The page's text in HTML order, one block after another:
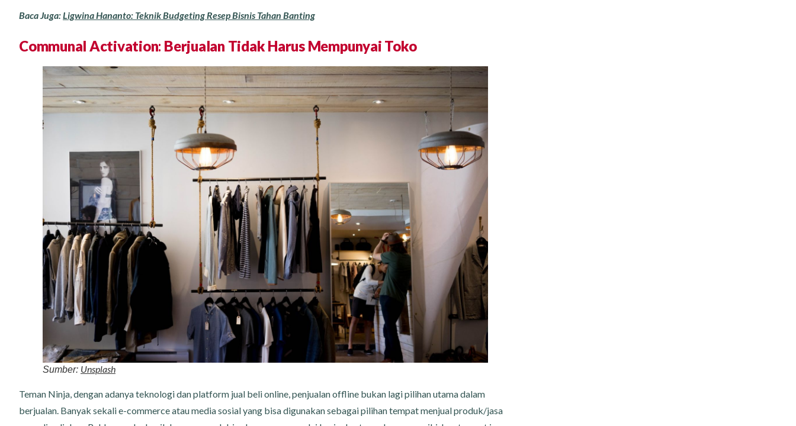
Baca Juga:Ligwina Hananto: Teknik Budgeting Resep Bisnis Tahan Banting
Communal Activation: Berjualan Tidak Harus Mempunyai Toko
Sumber: Unsplash
Teman Ninja, dengan adanya teknologi dan platform jual beli online, penjualan offline bukan lagi pilihan utama dalam
berjualan. Banyak sekali e-commerce atau media sosial yang bisa digunakan sebagai pilihan tempat menjual produk/jasa